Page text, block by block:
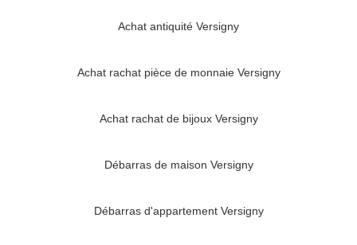
Achat antiquité Versigny
Achat rachat pièce de monnaie Versigny
Achat rachat de bijoux Versigny
Débarras de maison Versigny
Débarras d'appartement Versigny